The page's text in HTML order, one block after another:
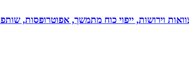
וירושות, ייפוי כוח מתמשך, אפוטרופסות,